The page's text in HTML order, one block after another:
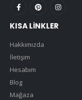
KISA LINKLER
Hakkımızda
İletişim
Hesabım
Blog
Mağaza